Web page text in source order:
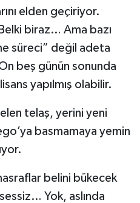
elden geçiriyor.
biraz… Ama bazı
süreci” değil adeta
On beş günün sonunda
yapılmış olabilir.
telaş, yerini yeni
basmamaya yemin
belini bükecek
Yok, aslında